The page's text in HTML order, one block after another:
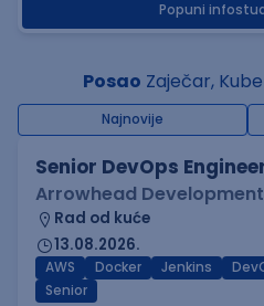
Popuni
Posao Zaječar,
Najnovije
Senior DevOps
Arrowhead Development
Rad od kuće
13.08.2026.
AWS Docker Jenkins
Senior